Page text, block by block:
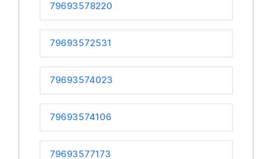
79693578220
79693572531
79693574023
79693574106
79693577173